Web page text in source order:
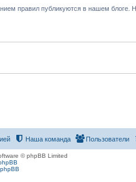
правил публикуются в нашем
Пользователи
Наша команда
© phpBB Limited